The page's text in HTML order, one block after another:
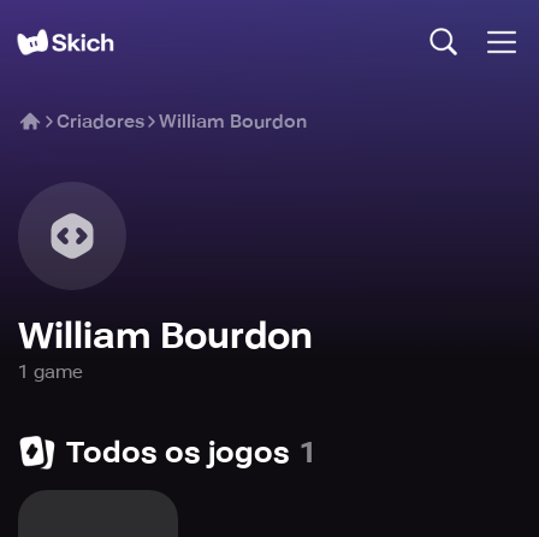
Criadores William Bourdon
William Bourdon
1 game
Todos os jogos 1